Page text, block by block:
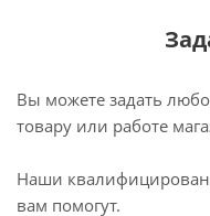
Вы можете задать
товару или работе
Наши
вам помогут.